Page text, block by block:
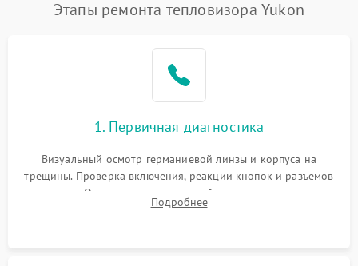
Этапы ремонта тепловизора Yukon
1. Первичная диагностика
Визуальный осмотр германиевой линзы и корпуса на
трещины. Проверка включения, реакции кнопок и разъемов
зарядки. Оценка вывода тепловой сигнатуры на экран,
проверка базовых функций и считывание системных
Подробнее